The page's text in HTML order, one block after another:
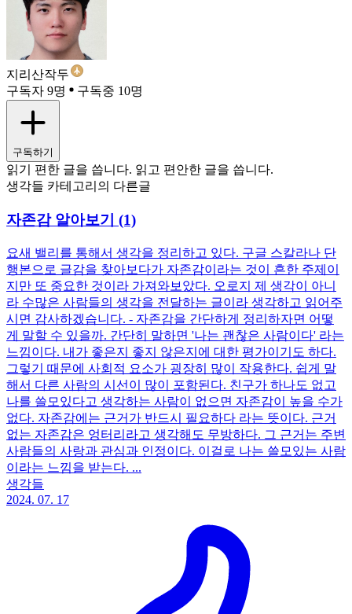
지리산작두
구독자 9명
구독중 10명
구독하기
읽기 편한 글을 씁니다. 읽고 편안한 글을 씁니다.
생각들 카테고리의 다른글
자존감 알아보기 (1)
요새 밸리를 통해서 생각을 정리하고 있다. 구글 스칼라나 단
행본으로 글감을 찾아보다가 자존감이라는 것이 흔한 주제이
지만 또 중요한 것이라 가져와보았다. 오로지 제 생각이 아니
라 수많은 사람들의 생각을 전달하는 글이라 생각하고 읽어주
시면 감사하겠습니다. - 자존감을 간단하게 정리하자면 어떻
게 말할 수 있을까. 간단히 말하면 '나는 괜찮은 사람이다' 라는
느낌이다. 내가 좋은지 좋지 않은지에 대한 평가이기도 하다.
그렇기 때문에 사회적 요소가 굉장히 많이 작용한다. 쉽게 말
해서 다른 사람의 시선이 많이 포함된다. 친구가 하나도 없고
나를 쓸모있다고 생각하는 사람이 없으면 자존감이 높을 수가
없다. 자존감에는 근거가 반드시 필요하다 라는 뜻이다. 근거
없는 자존감은 엉터리라고 생각해도 무방하다. 그 근거는 주변
사람들의 사랑과 관심과 인정이다. 이걸로 나는 쓸모있는 사람
이라는 느낌을 받는다. ...
생각들
2024. 07. 17